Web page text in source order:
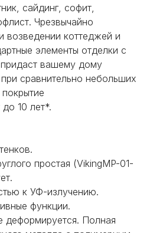
сайдинг, софит,
Чрезвычайно
возведении коттеджей и
элементы отделки с
вашему дому
сравнительно небольших
покрытие
10 лет*.
простая (VikingMP-01-
к УФ-излучению.
функции.
деформируется. Полная
на
по
форму для